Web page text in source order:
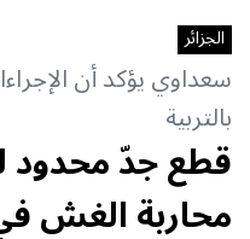
الجزائر
سعداوي يؤكد أن
بالتربية
قطع جدّ محدود
محاربة الغش